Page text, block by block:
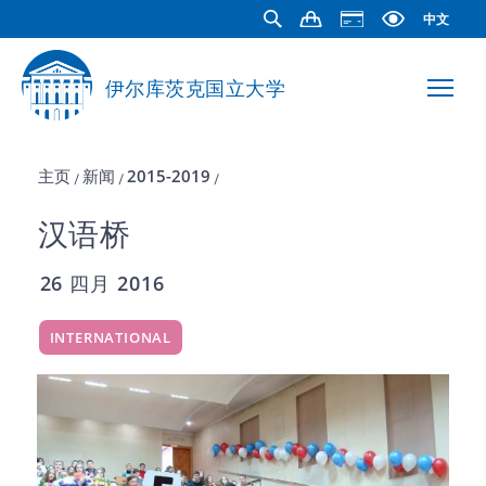
中文
伊尔库茨克国立大学
主页 / 新闻 / 2015-2019 /
汉语桥
26 四月 2016
INTERNATIONAL